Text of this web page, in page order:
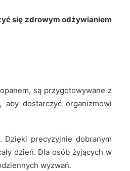
się zdrowym odżywianiem
są przygotowywane z
aby dostarczyć organizmowi
precyzyjnie dobranym
dzień. Dla osób żyjących w
wyzwań.